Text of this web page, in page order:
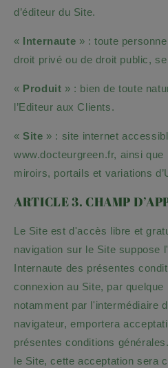
d’éditeur du Site.
« Internaute » : toute
droit privé ou de droit public,
« Produit » : bien de toute
l’Editeur aux Clients.
«Site » : site internet
www.docteurgreen.fr, ainsi que
miroirs, portails et variations
ARTICLE 3. CHAMP
Le Site est d'accès libre et
navigation sur le Site suppose
Internaute des présentes
connexion au Site, par
notamment par l'intermédiaire
navigateur, emportera
présentes conditions
le Site, cette acceptation sera